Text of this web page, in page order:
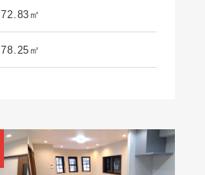
72.83㎡
78.25㎡